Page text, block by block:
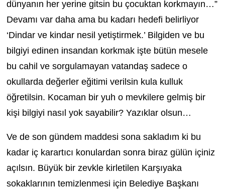
dünyanın her yerine gitsin bu çocuktan korkmayın…”
Devamı var daha ama bu kadarı hedefi belirliyor
‘Dindar ve kindar nesil yetiştirmek.’ Bilgiden ve bu
bilgiyi edinen insandan korkmak işte bütün mesele
bu cahil ve sorgulamayan vatandaş sadece o
okullarda değerler eğitimi verilsin kula kulluk
öğretilsin. Kocaman bir yuh o mevkilere gelmiş bir
kişi bilgiyi nasıl yok sayabilir? Yazıklar olsun…
Ve de son gündem maddesi sona sakladım ki bu
kadar iç karartıcı konulardan sonra biraz gülün içiniz
açılsın. Büyük bir zevkle kirletilen Karşıyaka
sokaklarının temizlenmesi için Belediye Başkanı